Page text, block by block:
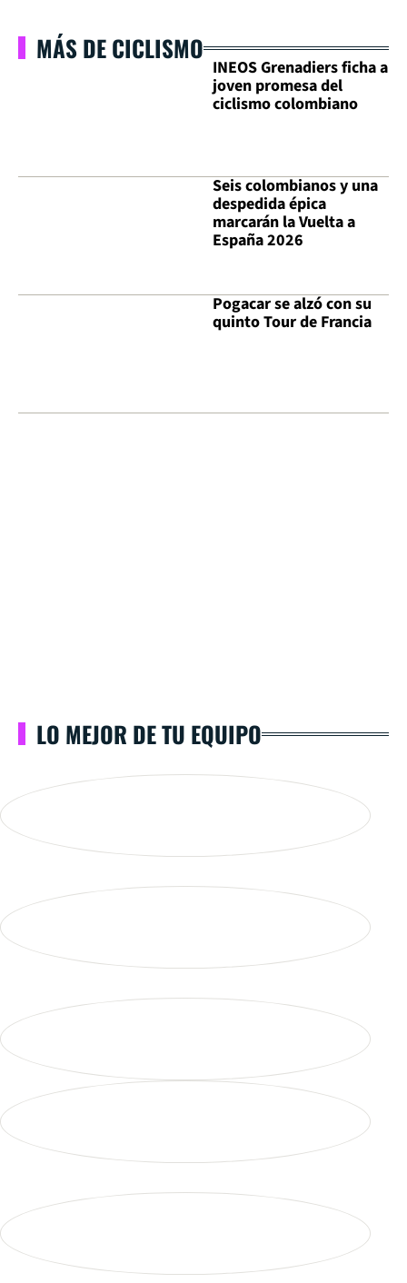
MÁS DE CICLISMO
INEOS Grenadiers ficha a
joven promesa del
ciclismo colombiano
Seis colombianos y una
despedida épica
marcarán la Vuelta a
España 2026
Pogacar se alzó con su
quinto Tour de Francia
LO MEJOR DE TU EQUIPO